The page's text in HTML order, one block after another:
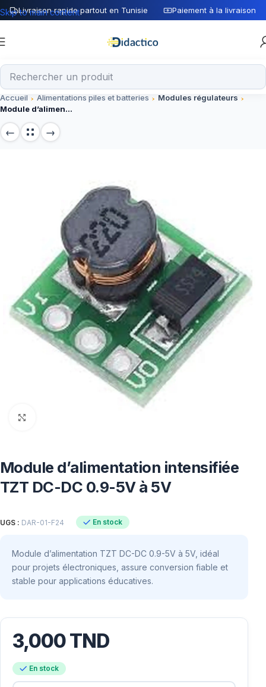
Livraison rapide partout en Tunisie Paiement à la livraison
Skip to main content
Accueil Alimentations piles et batteries
Modules régulateurs
Module d’alimentation intensifiée TZT DC-DC 0.9-5V à 5V
Module d’alimentation intensifiée
TZT DC-DC 0.9-5V à 5V
UGS : DAR-01-F24 En stock
Module d’alimentation TZT DC-DC 0.9-5V à 5V, idéal
pour projets électroniques, assure conversion fiable et
stable pour applications éducatives.
3,000TND
En stock